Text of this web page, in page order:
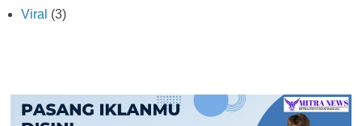
Viral (3)